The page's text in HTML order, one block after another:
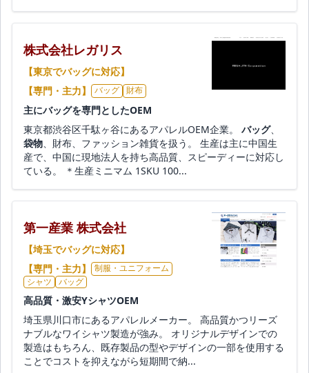
株式会社レガリス
【東京でバッグに対応】
【専門・主力】
バッグ 財布
主にバッグを専門としたOEM
東京都渋谷区千駄ヶ谷にあるアパレルOEM企業。 バッグ、
袋物、財布、ファッション雑貨を扱う。 生産は主に中国生
産で、中国に現地法人を持ち高品質、スピーディーに対応し
ている。 ＊生産ミニマム 1SKU 100...
第一産業 株式会社
【埼玉でバッグに対応】
【専門・主力】
制服・ユニフォーム
シャツ
バッグ
高品質・激安YシャツOEM
埼玉県川口市にあるアパレルメーカー。 高品質かつリーズ
ナブルなワイシャツ製造が強み。 オリジナルデザインでの
製造はもちろん、既存製品の型やデザインの一部を使用する
ことでコストを抑えながら短期間で納...